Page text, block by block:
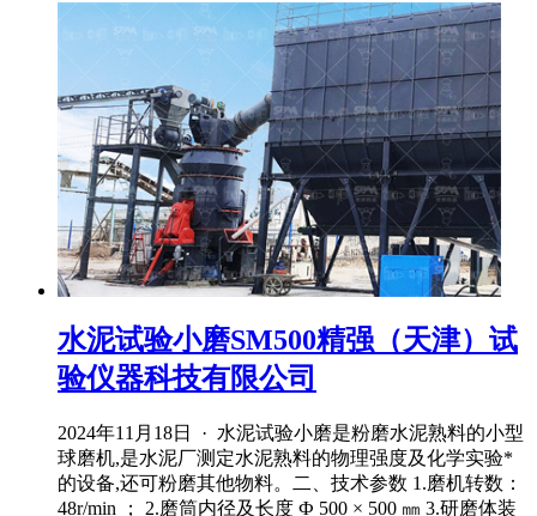
水泥试验小磨SM500精强（天津）试
验仪器科技有限公司
2024年11月18日 · 水泥试验小磨是粉磨水泥熟料的小型
球磨机,是水泥厂测定水泥熟料的物理强度及化学实验*
的设备,还可粉磨其他物料。二、技术参数 1.磨机转数：
48r/min ； 2.磨筒内径及长度 Ф 500 × 500 ㎜ 3.研磨体装